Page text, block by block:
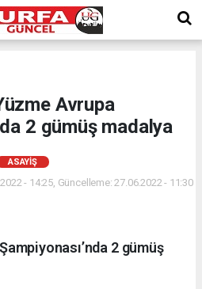
Avrupa
2 gümüş madalya
ASAYIŞ
- 14:25, Güncelleme: 27.06.2022 - 11:30
2 gümüş